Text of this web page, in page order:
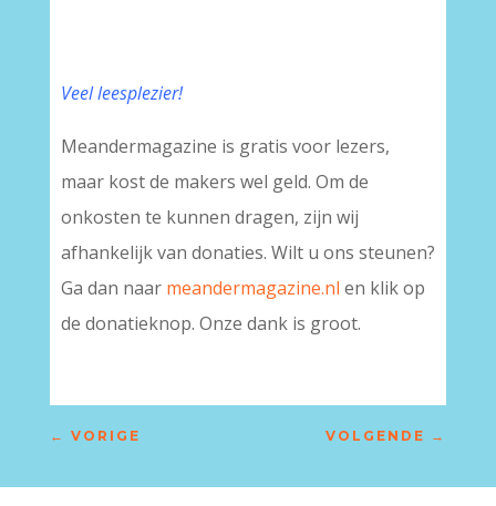
Veel leesplezier!
Meandermagazine is gratis voor lezers,
maar kost de makers wel geld. Om de
onkosten te kunnen dragen, zijn wij
afhankelijk van donaties. Wilt u ons steunen?
Ga dan naar meandermagazine.nl en klik op
de donatieknop. Onze dank is groot.
← VORIGE VOLGENDE →